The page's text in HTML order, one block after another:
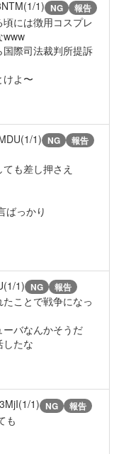
1) NG 報告
には徴用コスプレ
www
際司法裁判所提訴
けよ〜
1) NG 報告
も差し押さえ
ばっかり
1) NG 報告
ことで戦争になっ
バなんかそうだ
たな
1) NG 報告
も